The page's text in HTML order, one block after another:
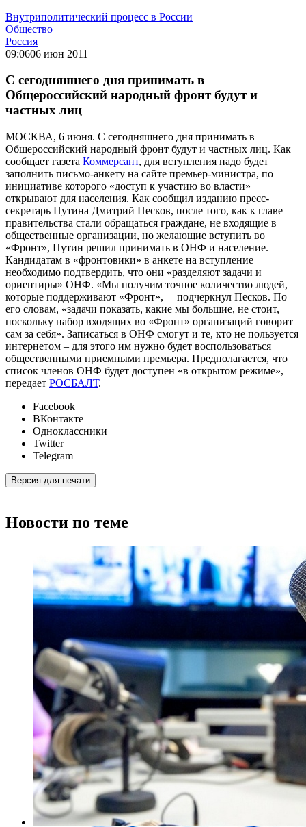
Внутриполитический процесс в России
Общество
Россия
09:0606 июн 2011
С сегодняшнего дня принимать в
Общероссийский народный фронт будут и
частных лиц
МОСКВА, 6 июня. С сегодняшнего дня принимать в
Общероссийский народный фронт будут и частных лиц. Как
сообщает газета Коммерсант, для вступления надо будет
заполнить письмо-анкету на сайте премьер-министра, по
инициативе которого «доступ к участию во власти»
открывают для населения. Как сообщил изданию пресс-
секретарь Путина Дмитрий Песков, после того, как к главе
правительства стали обращаться граждане, не входящие в
общественные организации, но желающие вступить во
«Фронт», Путин решил принимать в ОНФ и население.
Кандидатам в «фронтовики» в анкете на вступление
необходимо подтвердить, что они «разделяют задачи и
ориентиры» ОНФ. «Мы получим точное количество людей,
которые поддерживают «Фронт»,— подчеркнул Песков. По
его словам, «задачи показать, какие мы большие, не стоит,
поскольку набор входящих во «Фронт» организаций говорит
сам за себя». Записаться в ОНФ смогут и те, кто не пользуется
интернетом – для этого им нужно будет воспользоваться
общественными приемными премьера. Предполагается, что
список членов ОНФ будет доступен «в открытом режиме»,
передает РОСБАЛТ.
Facebook
ВКонтакте
Одноклассники
Twitter
Telegram
Версия для печати
Новости по теме